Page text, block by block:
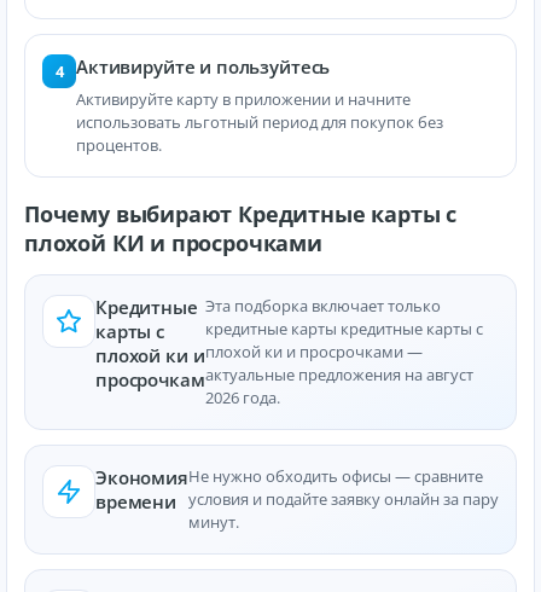
4 Активируйте и пользуйтесь
Активируйте карту в приложении и начните
использовать льготный период для покупок без
процентов.
Почему выбирают Кредитные карты с
плохой КИ и просрочками
Кредитные
карты с
плохой ки и
просрочкам
Эта подборка включает только
кредитные карты кредитные карты с
плохой ки и просрочками —
актуальные предложения на август
2026 года.
Экономия
времени
Не нужно обходить офисы — сравните
условия и подайте заявку онлайн за пару
минут.